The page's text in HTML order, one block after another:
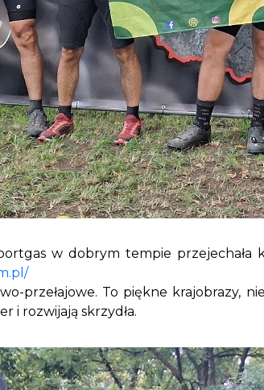
w dobrym tempie
przełajowe. To piękne krajobrazy,
i rozwijają skrzydła.